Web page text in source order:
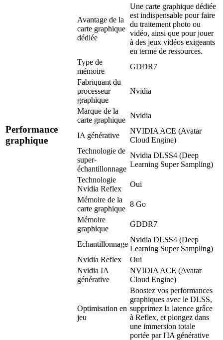
Performance
graphique
Avantage de la
carte graphique
dédiée
Une carte graphique dédiée
est indispensable pour faire
du traitement photo ou
vidéo, ainsi que pour jouer
à des jeux vidéos exigeants
en terme de ressources.
Type de
mémoire
GDDR7
Fabriquant du
processeur
graphique
Nvidia
Marque de la
carte graphique
Nvidia
IA générative
NVIDIA ACE (Avatar
Cloud Engine)
Technologie de
super-
échantillonnage
Nvidia DLSS4 (Deep
Learning Super Sampling)
Technologie
Nvidia Reflex
Oui
Mémoire de la
carte graphique
8 Go
Mémoire
graphique
GDDR7
Echantillonnage
Nvidia DLSS4 (Deep
Learning Super Sampling)
Nvidia Reflex
Oui
Nvidia IA
générative
NVIDIA ACE (Avatar
Cloud Engine)
Optimisation en
jeu
Boostez vos performances
graphiques avec le DLSS,
supprimez la latence grâce
à Reflex, et plongez dans
une immersion totale
portée par l'IA générative